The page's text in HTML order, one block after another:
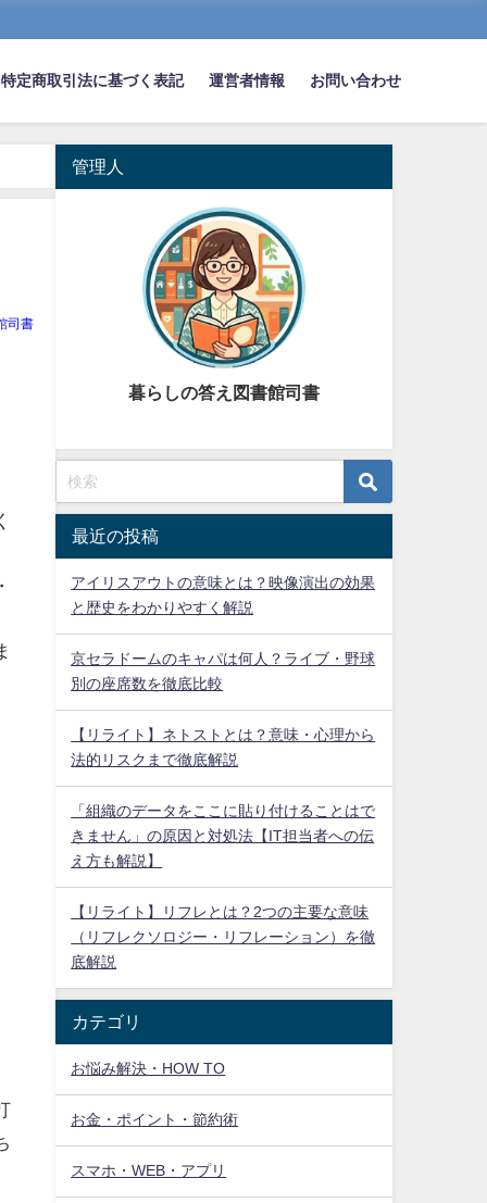
特定商取引法に基づく表記 運営者情報 お問い合わせ
司書
管理人
暮らしの答え図書館司書
最近の投稿
アイリスアウトの意味とは？映像演出の効果
と歴史をわかりやすく解説
京セラドームのキャパは何人？ライブ・野球
別の座席数を徹底比較
【リライト】ネトストとは？意味・心理から
法的リスクまで徹底解説
「組織のデータをここに貼り付けることはで
きません」の原因と対処法【IT担当者への伝
え方も解説】
【リライト】リフレとは？2つの主要な意味
（リフレクソロジー・リフレーション）を徹
底解説
カテゴリ
お悩み解決・HOW TO
お金・ポイント・節約術
スマホ・WEB・アプリ